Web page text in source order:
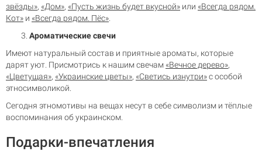
звёзды», «Дом», «Пусть жизнь будет вкусной» или «Всегда рядом.
Кот» и «Всегда рядом. Пёс»
Ароматические свечи
Имеют натуральный состав и приятные ароматы, которые
дарят уют. Присмотрись к нашим свечам «Вечное дерево»,
«Цветущая», «Украинские цветы», «Светись изнутри»с особой
этносимволикой.
Сегодня этномотивы на вещах несут в себе символизм и тёплые
воспоминания об украинском.
Подарки-впечатления